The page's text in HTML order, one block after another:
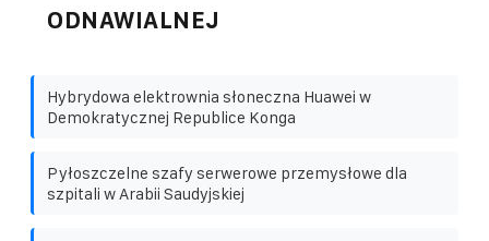
ODNAWIALNEJ
Hybrydowa elektrownia słoneczna Huawei w
Demokratycznej Republice Konga
Pyłoszczelne szafy serwerowe przemysłowe dla
szpitali w Arabii Saudyjskiej